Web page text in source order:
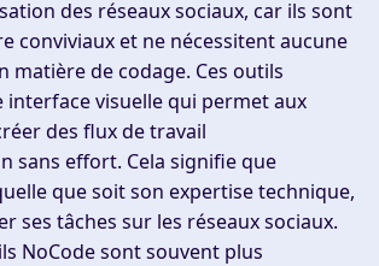
des réseaux sociaux, car ils sont
conviviaux et ne nécessitent aucune
matière de codage. Ces outils
visuelle qui permet aux
des flux de travail
sans effort. Cela signifie que
que soit son expertise technique,
ses tâches sur les réseaux sociaux.
NoCode sont souvent plus